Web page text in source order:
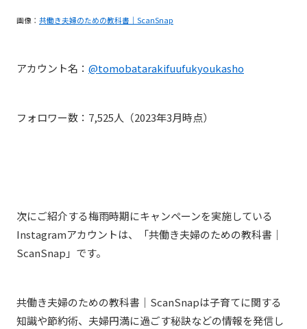
画像： 共働き夫婦のための教科書｜ScanSnap
アカウント名： @tomobatarakifuufukyoukasho
フォロワー数：7,525人（2023年3月時点）
次にご紹介する梅雨時期にキャンペーンを実施している
Instagramアカウントは、「共働き夫婦のための教科書｜
ScanSnap」です。
共働き夫婦のための教科書｜ScanSnapは子育てに関する
知識や節約術、夫婦円満に過ごす秘訣などの情報を発信し